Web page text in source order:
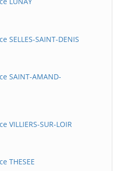
SELLES-SAINT-DENIS
SAINT-AMAND-
VILLIERS-SUR-LOIR
THESEE